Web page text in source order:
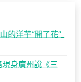
的洋芋“開了花”_
身廣州說《三